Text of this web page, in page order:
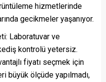
hizmetlerinde
gecikmeler yaşanıyor.
Laboratuvar ve
kontrolü yetersiz.
fiyatı seçmek için
büyük ölçüde yapılmadı,